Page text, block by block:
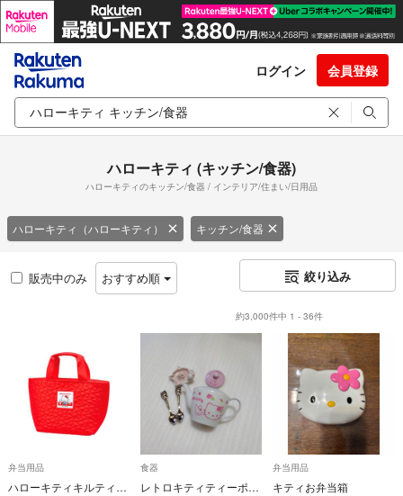
ログイン 会員登録
ハローキティ (キッチン/食器)
ハローキティのキッチン/食器 / インテリア/住まい/日用品
ハローキティ（ハローキティ） キッチン/食器
販売中のみ おすすめ順 絞り込み
約3,000件中 1 - 36件
弁当用品
ハローキティキルティング保冷保温ランチバッグ
食器
レトロキティティーポットセット
弁当用品
キティお弁当箱